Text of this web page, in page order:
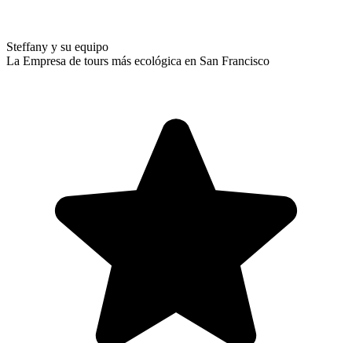
Steffany y su equipo
La Empresa de tours más ecológica en San Francisco